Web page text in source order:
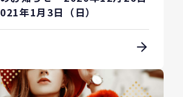
年1月3日（日）